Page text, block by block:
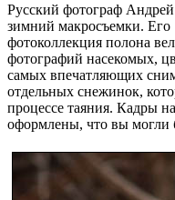
Русский фотограф
зимний макросъемки. Его
фотоколлекция полона
фотографий насекомых,
самых впечатляющих
отдельных снежинок,
процессе таяния. Кадры
оформлены, что вы могли